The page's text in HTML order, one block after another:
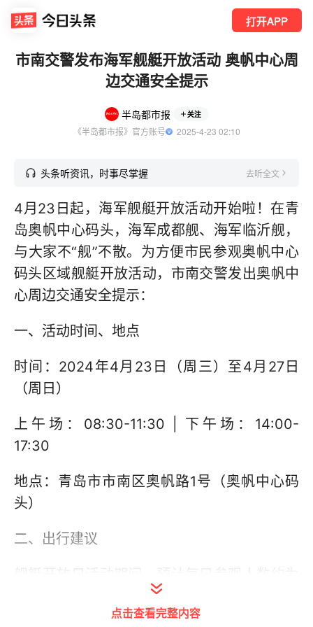
打开APP
市南交警发布海军舰艇开放活动 奥帆中心周
边交通安全提示
半岛都市报 关注
《半岛都市报》官方账号
  2025-4-23 02:10
头条听资讯，时事尽掌握 去听全文
4月23日起，海军舰艇开放活动开始啦！在青
岛奥帆中心码头，海军成都舰、海军临沂舰，
与大家不“舰”不散。为方便市民参观奥帆中心
码头区域舰艇开放活动，市南交警发出奥帆中
心周边交通安全提示：
一、活动时间、地点
时间：2024年4月23日（周三）至4月27日
（周日）
上午场：08:30-11:30 | 下午场：14:00-
17:30
地点：青岛市市南区奥帆路1号（奥帆中心码
头）
二、出行建议
1万人次，人流量较大，奥帆中心周边停车场
或将达到饱和，建议市民朋友尽量选择地铁、
点击查看完整内容